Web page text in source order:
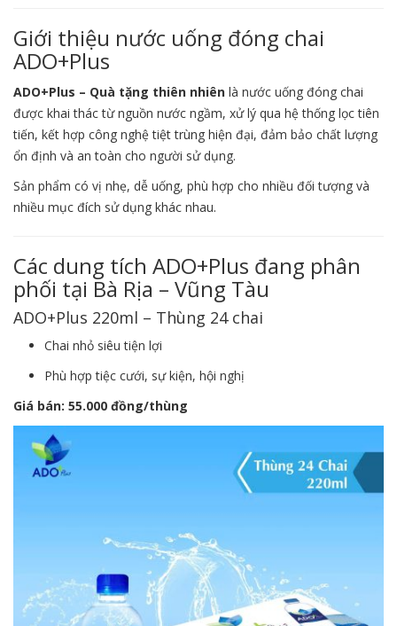
Giới thiệu nước uống đóng chai
ADO+Plus
ADO+Plus – Quà tặng thiên nhiên là nước uống đóng chai
được khai thác từ nguồn nước ngầm, xử lý qua hệ thống lọc tiên
tiến, kết hợp công nghệ tiệt trùng hiện đại, đảm bảo chất lượng
ổn định và an toàn cho người sử dụng.
Sản phẩm có vị nhẹ, dễ uống, phù hợp cho nhiều đối tượng và
nhiều mục đích sử dụng khác nhau.
Các dung tích ADO+Plus đang phân
phối tại Bà Rịa – Vũng Tàu
ADO+Plus 220ml – Thùng 24 chai
Chai nhỏ siêu tiện lợi
Phù hợp tiệc cưới, sự kiện, hội nghị
Giá bán: 55.000 đồng/thùng